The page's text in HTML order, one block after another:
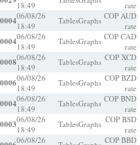
18:49
rate
06/08/26
18:49
TablesGraphs COP AUD
rate
06/08/26
18:49
TablesGraphs COP CAD
rate
06/08/26
18:49
TablesGraphs COP XCD
rate
06/08/26
18:49
TablesGraphs COP BZD
rate
06/08/26
18:49
TablesGraphs COP BND
rate
06/08/26
18:49
TablesGraphs COP BSD
rate
06/08/26
COP BBD